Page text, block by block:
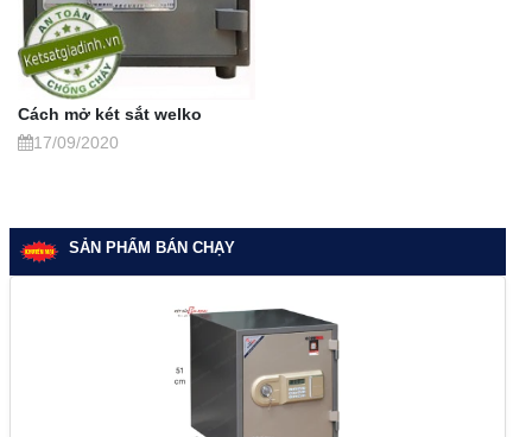
Cách mở két sắt welko
17/09/2020
SẢN PHẨM BÁN CHẠY